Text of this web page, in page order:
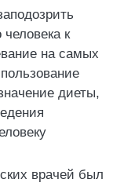
к
на самых
диеты,
врачей был